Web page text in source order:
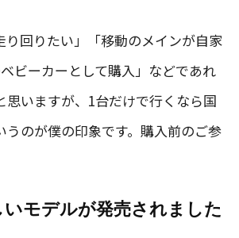
り回りたい」「移動のメインが自家
ビーカーとして購入」などであれ
思いますが、1台だけで行くなら国
うのが僕の印象です。購入前のご参
いモデルが発売されました